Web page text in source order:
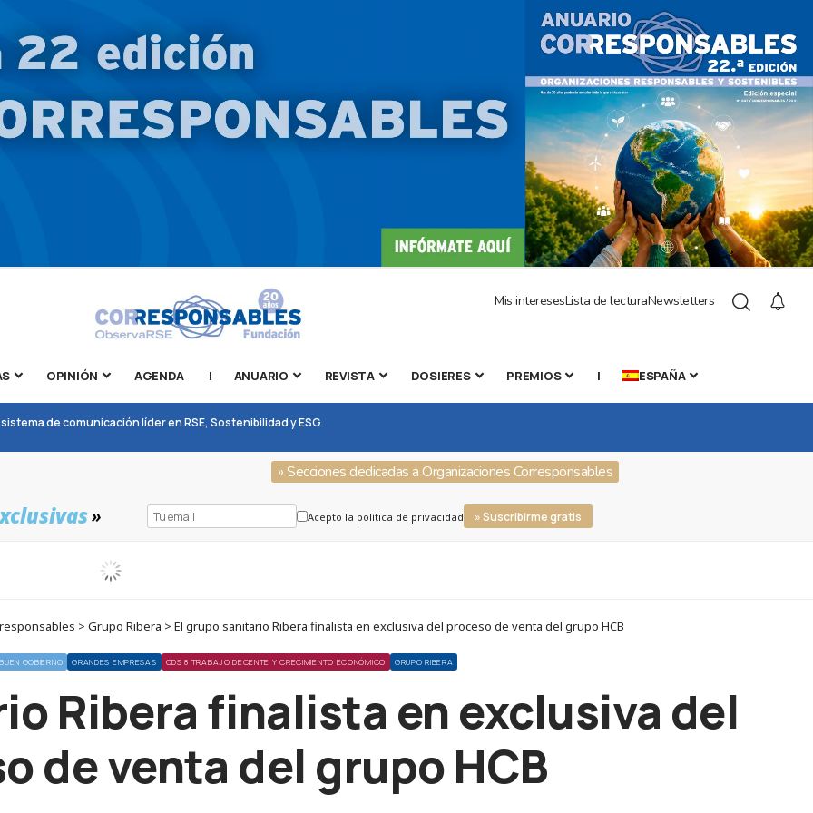
Mis interesesLista de lecturaNewsletters
OPINIÓN AGENDA | ANUARIO REVISTA DOSIERES PREMIOS | ESPAÑA
de comunicación líder en RSE, Sostenibilidad y ESG
» Secciones dedicadas a Organizaciones Corresponsables
» Acepto la política de privacidad » Suscribirme gratis
> Grupo Ribera > El grupo sanitario Ribera finalista en exclusiva del proceso de venta del grupo HCB
BUEN GOBIERNO GRANDES EMPRESAS ODS 8 TRABAJO DECENTE Y CRECIMIENTO ECONÓMICO GRUPO RIBERA
Ribera finalista en exclusiva del
de venta del grupo HCB